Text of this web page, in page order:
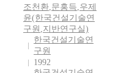
조천환,문홍득,우제
윤(한국건설기술연
구원 ,지반연구실)
한국건설기술연
구원
1992